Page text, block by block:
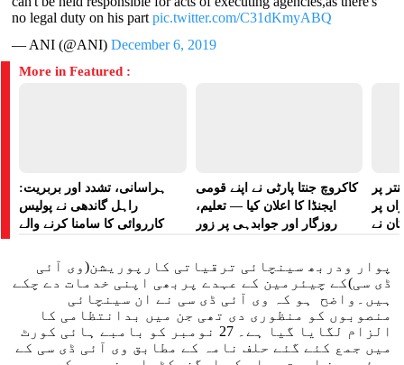
no legal duty on his partpic.twitter.com/C31dKmyABQ
— ANI (@ANI)December 6, 2019
More in Featured :
ہراسانی، تشدد اور بربریت:
راہل گاندھی نے پولیس
کارروائی کا سامنا کرنے والے
کاکروچ جنتا پارٹی نے اپنے قومی
ایجنڈا کا اعلان کیا — تعلیم،
روزگار اور جوابدہی پر زور
پر
پر
نے
ڈی سی)کے چیئرمین کے عہدے پربھی اپنی خدمات دے چکے
ہیں۔واضح ہو کہ وی آئی ڈی سی نے ان سینچائی
منصوبوں کو منظوری دی تھی جن میں بدانتظامی کا
الزام لگایا گیا ہے۔ 27 نومبر کو بامبے ہائی کورٹ
میں جمع کئے گئے حلف نامہ کے مطابق وی آئی ڈی سی کے